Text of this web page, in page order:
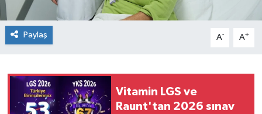
Paylaş A- A+
Vitamin LGS ve
Raunt'tan 2026 sınav